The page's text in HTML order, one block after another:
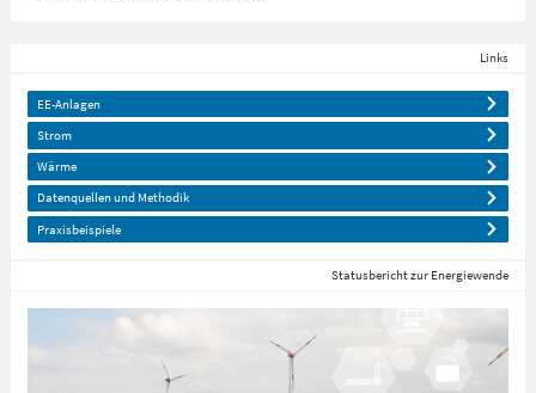
Links
EE-Anlagen
Strom
Wärme
Datenquellen und Methodik
Praxisbeispiele
Statusbericht zur Energiewende